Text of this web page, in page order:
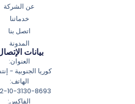
عن الشركة
خدماتنا
اتصل بنا
المدونة
بيانات
العنوان:
كوريا الجنوبية -
الهاتف:
10-3130-8693
الفاكس: